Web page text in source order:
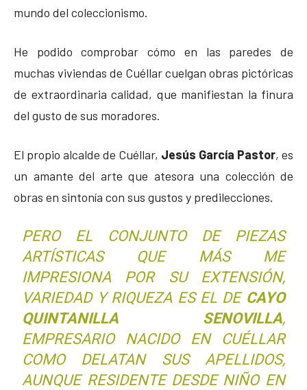
mundo del coleccionismo.
He podido comprobar cómo en las paredes de
muchas viviendas de Cuéllar cuelgan obras pictóricas
de extraordinaria calidad, que manifiestan la finura
del gusto de sus moradores.
El propio alcalde de Cuéllar, Jesús García Pastor, es
un amante del arte que atesora una colección de
obras en sintonía con sus gustos y predilecciones.
PERO EL CONJUNTO DE PIEZAS
ARTÍSTICAS QUE MÁS ME
IMPRESIONA POR SU EXTENSIÓN,
VARIEDAD Y RIQUEZA ES EL DE CAYO
QUINTANILLA SENOVILLA,
EMPRESARIO NACIDO EN CUÉLLAR
COMO DELATAN SUS APELLIDOS,
AUNQUE RESIDENTE DESDE NIÑO EN